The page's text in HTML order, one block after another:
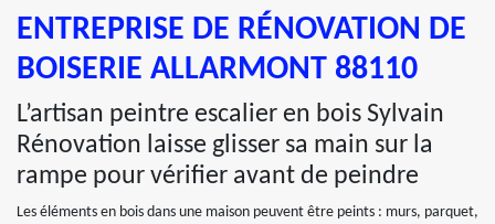
ENTREPRISE DE RÉNOVATION DE
BOISERIE ALLARMONT 88110
L’artisan peintre escalier en bois Sylvain
Rénovation laisse glisser sa main sur la
rampe pour vérifier avant de peindre
Les éléments en bois dans une maison peuvent être peints : murs, parquet,